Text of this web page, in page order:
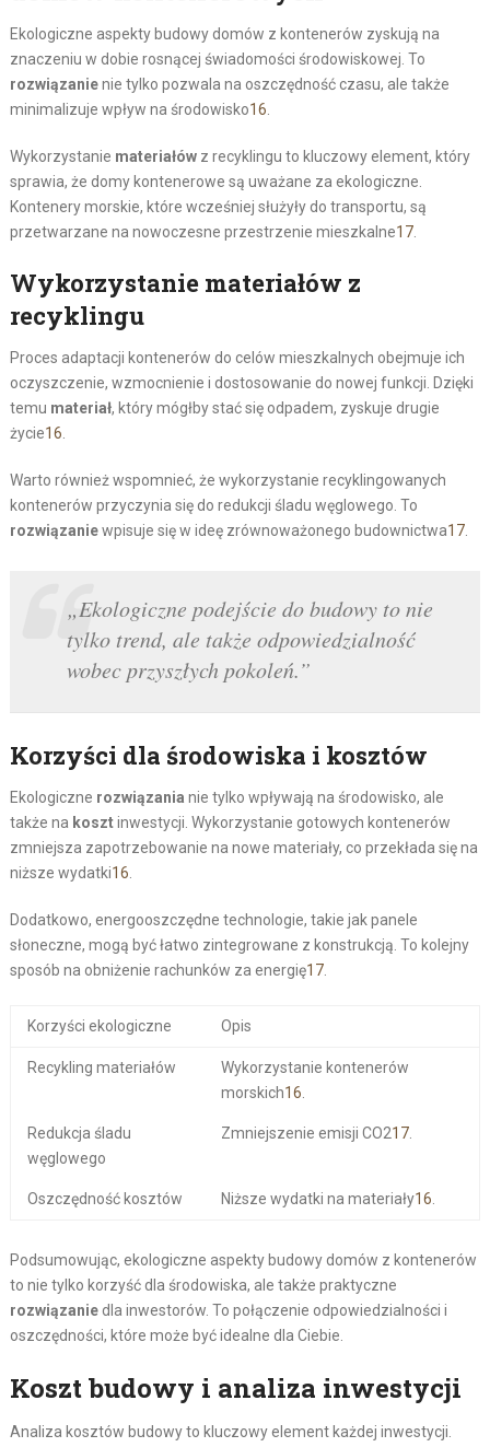
Ekologiczne aspekty budowy domów z kontenerów zyskują na
znaczeniu w dobie rosnącej świadomości środowiskowej. To
rozwiązanienie tylko pozwala na oszczędność czasu, ale także
minimalizuje wpływ na środowisko16.
Wykorzystanie materiałówz recyklingu to kluczowy element, który
sprawia, że domy kontenerowe są uważane za ekologiczne.
Kontenery morskie, które wcześniej służyły do transportu, są
przetwarzane na nowoczesne przestrzenie mieszkalne17.
Wykorzystanie materiałów z
recyklingu
Proces adaptacji kontenerów do celów mieszkalnych obejmuje ich
oczyszczenie, wzmocnienie i dostosowanie do nowej funkcji. Dzięki
temu materiał, który mógłby stać się odpadem, zyskuje drugie
życie16.
Warto również wspomnieć, że wykorzystanie recyklingowanych
kontenerów przyczynia się do redukcji śladu węglowego. To
rozwiązaniewpisuje się w ideę zrównoważonego budownictwa17.
„Ekologiczne podejście do budowy to nie
tylko trend, ale także odpowiedzialność
wobec przyszłych pokoleń.”
Korzyści dla środowiska i kosztów
Ekologiczne rozwiązania nie tylko wpływają na środowisko, ale
także na kosztinwestycji. Wykorzystanie gotowych kontenerów
zmniejsza zapotrzebowanie na nowe materiały, co przekłada się na
niższe wydatki16.
Dodatkowo, energooszczędne technologie, takie jak panele
słoneczne, mogą być łatwo zintegrowane z konstrukcją. To kolejny
sposób na obniżenie rachunków za energię17.
Korzyści ekologiczne Opis
Recykling materiałów
Wykorzystanie kontenerów
morskich16.
Redukcja śladu
węglowego
Zmniejszenie emisji CO217.
Oszczędność kosztów Niższe wydatki na materiały16.
Podsumowując, ekologiczne aspekty budowy domów z kontenerów
to nie tylko korzyść dla środowiska, ale także praktyczne
rozwiązaniedla inwestorów. To połączenie odpowiedzialności i
oszczędności, które może być idealne dla Ciebie.
Koszt budowy i analiza inwestycji
Analiza kosztów budowy to kluczowy element każdej inwestycji.